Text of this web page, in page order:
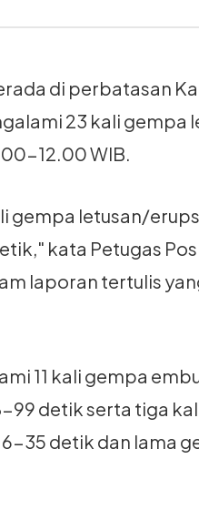
di perbatasan
23 kali gempa
12.00 WIB.
gempa letusan/
kata Petugas Pos
laporan tertulis
11 kali gempa
99 detik serta tiga
35 detik dan lama